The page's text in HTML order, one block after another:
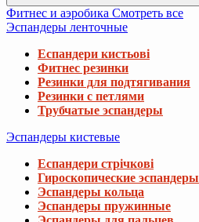
Фитнес и аэробика Смотреть все
Эспандеры ленточные
Еспандери кистьові
Фитнес резинки
Резинки для подтягивания
Резинки с петлями
Трубчатые эспандеры
Эспандеры кистевые
Еспандери стрічкові
Гироскопические эспандеры
Эспандеры кольца
Эспандеры пружинные